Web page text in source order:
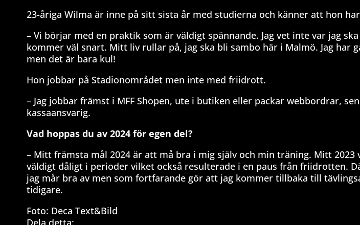
23-åriga Wilma är inne på sitt sista år med studierna och känner att hon
– Vi börjar med en praktik som är väldigt spännande. Jag vet inte var jag
kommer väl snart. Mitt liv rullar på, jag ska bli sambo här i Malmö. Jag har
men det är bara kul!
Hon jobbar på Stadionområdet men inte med friidrott.
– Jag jobbar främst i MFF Shopen, ute i butiken eller packar webbordrar,
kassaansvarig.
Vad hoppas du av 2024 för egen del?
– Mitt främsta mål 2024 är att må bra i mig själv och min träning. Mitt 2023
väldigt dåligt i perioder vilket också resulterade i en paus från friidrotten.
jag mår bra av men som fortfarande gör att jag kommer tillbaka till
tidigare.
Foto: Deca Text&Bild
Dela detta: